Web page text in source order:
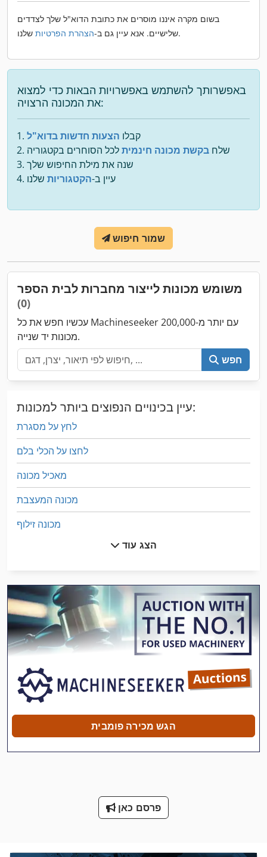
בשום מקרה איננו מוסרים את כתובת הדוא"ל שלך לצדדים
שלישיים. אנא עיין גם ב-הצהרת הפרטיות שלנו.
באפשרותך להשתמש באפשרויות הבאות כדי למצוא
את המכונה הרצויה:
קבלו הצעות חדשות בדוא"ל
שלח בקשת מכונה חינמיתלכל הסוחרים בקטגוריה
שנה את מילת החיפוש שלך
עיין ב-הקטגוריות שלנו
שמור חיפוש
משומש מכונות לייצור מחברות לבית הספר
(0)
עכשיו חפש את כל Machineseeker עם יותר מ-200,000
מכונות יד שנייה.
חפש
עיין בכינויים הנפוצים ביותר למכונות:
לחץ על מסגרת
לחצו על הכלי בלם
מאכיל מכונה
מכונה המעצבת
מכונה זילוף
מכונה לייצור בירה
מכונה לכריית חור פינים
מכונה מאפס
מכונה משולבת
מכונה פיצוץ
מכונות למפנה יד
הצג עוד
הגש מכירה פומבית
פרסם כאן